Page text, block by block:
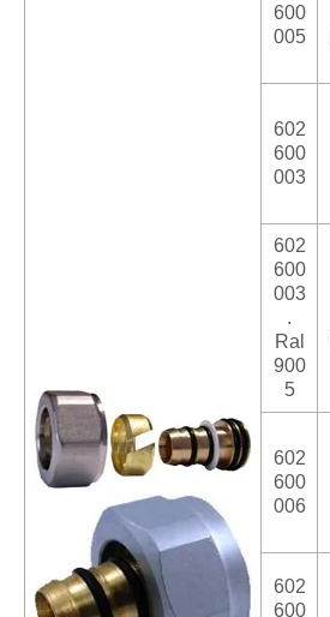
600
005
602
600
003
602
600
003
.
Ral
900
5
602
600
006
602
600